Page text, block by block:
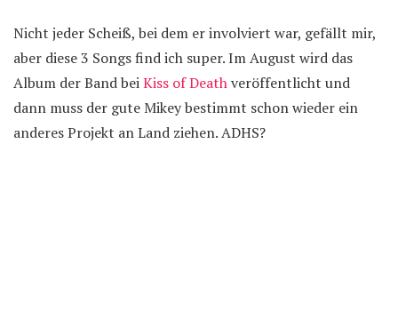
Nicht jeder Scheiß, bei dem er involviert war, gefällt mir,
aber diese 3 Songs find ich super. Im August wird das
Album der Band beiKiss of Deathveröffentlicht und
dann muss der gute Mikey bestimmt schon wieder ein
anderes Projekt an Land ziehen. ADHS?